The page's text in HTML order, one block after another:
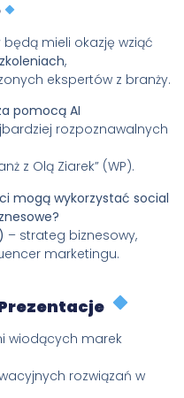
mieli okazję wziąć
,
ekspertów z branży.
pomocą AI
rozpoznawalnych
z Olą Ziarek” (WP).
mogą wykorzystać social
– strateg biznesowy,
marketingu.
wiodących marek
rozwiązań w